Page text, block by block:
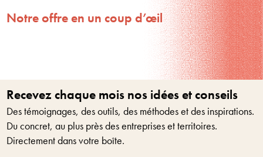
Notre offre en un coup d’œil
Recevez chaque mois nos idées et conseils
Des témoignages, des outils, des méthodes et des inspirations.
Du concret, au plus près des entreprises et territoires.
Directement dans votre boîte.